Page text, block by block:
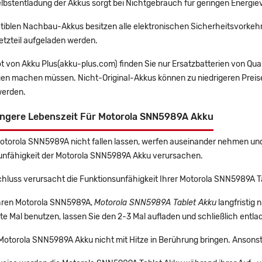
der Akkus sorgt bei Nichtgebrauch für geringen
Nachbau-Akkus besitzen alle elektronischen
aufgeladen werden.
von Akku Plus(akku-plus.com) finden Sie nur Ersatzbatterien von
machen müssen. Nicht-Original-Akkus können zu niedrigeren
Lebenszeit Für Motorola SNN5989A Akku
SNN5989A nicht fallen lassen, werfen auseinander nehmen
der Motorola SNN5989A Akku verursachen.
verursacht die Funktionsunfähigkeit Ihrer Motorola SNN5989A
Motorola SNN5989A,Motorola SNN5989A Tablet Akku langfristig
Mal benutzen, lassen Sie den 2-3 Mal aufladen und schließlich
SNN5989A Akku nicht mit Hitze in Berührung bringen.